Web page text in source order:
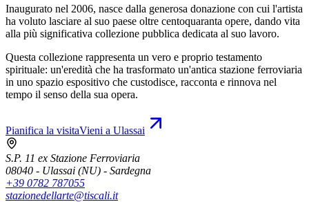
Inaugurato nel 2006, nasce dalla generosa donazione con cui l'artista
ha voluto lasciare al suo paese oltre centoquaranta opere, dando vita
alla più significativa collezione pubblica dedicata al suo lavoro.
Questa collezione rappresenta un vero e proprio testamento
spirituale: un'eredità che ha trasformato un'antica stazione ferroviaria
in uno spazio espositivo che custodisce, racconta e rinnova nel
tempo il senso della sua opera.
Pianifica la visitaVieni a Ulassai
S.P. 11 ex Stazione Ferroviaria
08040 - Ulassai (NU) - Sardegna
+39 0782 787055
stazionedellarte@tiscali.it